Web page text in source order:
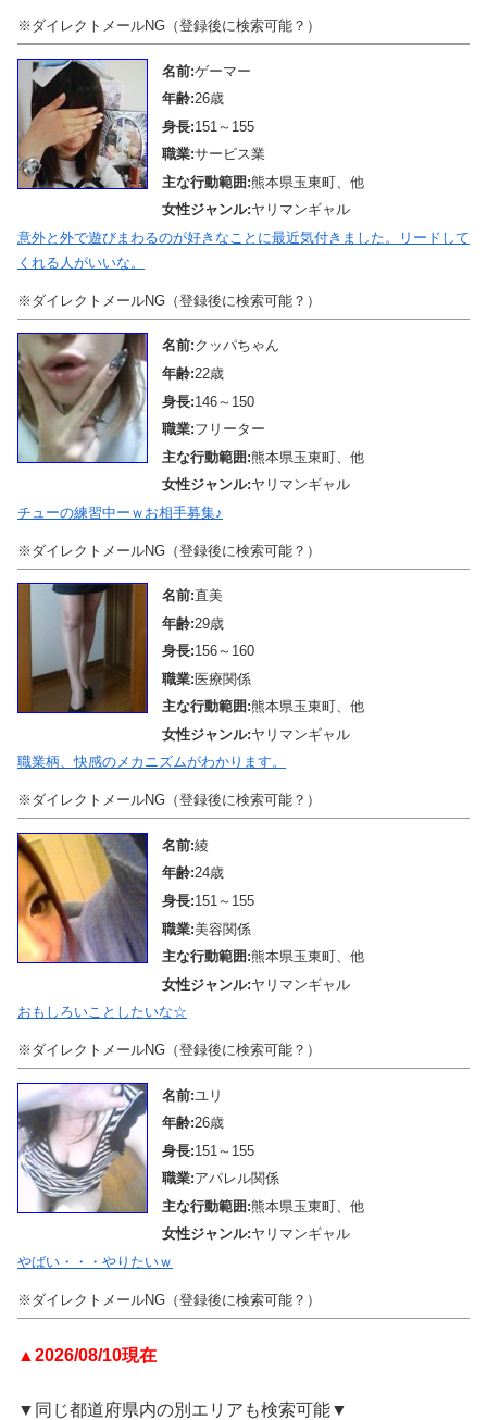
※ダイレクトメールNG（登録後に検索可能？）
名前:ゲーマー
年齢:26歳
身長:151～155
職業:サービス業
主な行動範囲:熊本県玉東町、他
女性ジャンル:ヤリマンギャル
意外と外で遊びまわるのが好きなことに最近気付きました。リードして
くれる人がいいな。
※ダイレクトメールNG（登録後に検索可能？）
名前:クッパちゃん
年齢:22歳
身長:146～150
職業:フリーター
主な行動範囲:熊本県玉東町、他
女性ジャンル:ヤリマンギャル
チューの練習中ーｗお相手募集♪
※ダイレクトメールNG（登録後に検索可能？）
名前:直美
年齢:29歳
身長:156～160
職業:医療関係
主な行動範囲:熊本県玉東町、他
女性ジャンル:ヤリマンギャル
職業柄、快感のメカニズムがわかります。
※ダイレクトメールNG（登録後に検索可能？）
名前:綾
年齢:24歳
身長:151～155
職業:美容関係
主な行動範囲:熊本県玉東町、他
女性ジャンル:ヤリマンギャル
おもしろいことしたいな☆
※ダイレクトメールNG（登録後に検索可能？）
名前:ユリ
年齢:26歳
身長:151～155
職業:アパレル関係
主な行動範囲:熊本県玉東町、他
女性ジャンル:ヤリマンギャル
やばい・・・やりたいｗ
※ダイレクトメールNG（登録後に検索可能？）
▲2026/08/10現在
▼同じ都道府県内の別エリアも検索可能▼